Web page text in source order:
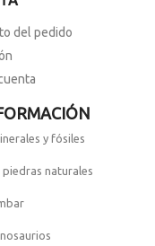
del pedido
y fósiles
piedras naturales